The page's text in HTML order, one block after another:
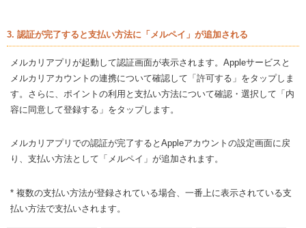
3. 認証が完了すると支払い方法に「メルペイ」が追加される
メルカリアプリが起動して認証画面が表示されます。Appleサービスと
メルカリアカウントの連携について確認して「許可する」をタップしま
す。さらに、ポイントの利用と支払い方法について確認・選択して「内
容に同意して登録する」をタップします。
メルカリアプリでの認証が完了するとAppleアカウントの設定画面に戻
り、支払い方法として「メルペイ」が追加されます。
* 複数の支払い方法が登録されている場合、一番上に表示されている支
払い方法で支払いされます。